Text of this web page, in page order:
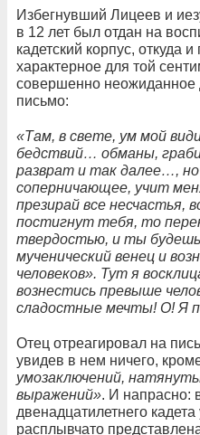
Избегнувший Лицеев и
в 12 лет был отдан на
кадетский корпус, откуда
характерное для той
совершенно неожиданное
письмо:
«Там, в свете, ум мой
бедствий… обманы,
разврат и так далее…, но
соперничающее, учит
презирай все несчастья,
постигнут тебя, то
твердостью, и ты
мученический венец и
человеков». Тут я
вознестись превыше
сладостные мечты! О! Я
Отец отреагировал на
увидев в нем ничего,
умозаключений,
выражений». И напрасно:
двенадцатилетнего
расплывчато